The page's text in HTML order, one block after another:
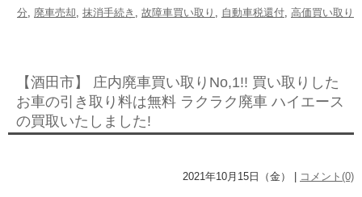
分
廃車売却 抹消手続き 故障車買い取り 自動車税還付 高価買い取り
【酒田市】 庄内廃車買い取りNo,1!! 買い取りした
お車の引き取り料は無料 ラクラク廃車 ハイエース
の買取いたしました!
2021年10月15日（金） | コメント(0)